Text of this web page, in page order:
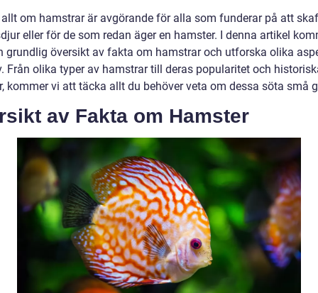
om hamstrar är avgörande för alla som funderar på att
eller för de som redan äger en hamster. I denna artikel
grundlig översikt av fakta om hamstrar och utforska olika
Från olika typer av hamstrar till deras popularitet och
kommer vi att täcka allt du behöver veta om dessa söta små
av Fakta om Hamster